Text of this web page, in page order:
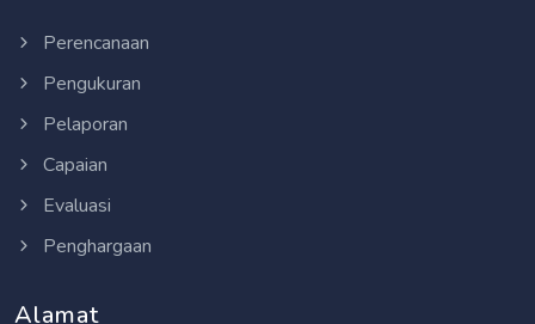
Perencanaan
Pengukuran
Pelaporan
Capaian
Evaluasi
Penghargaan
Alamat